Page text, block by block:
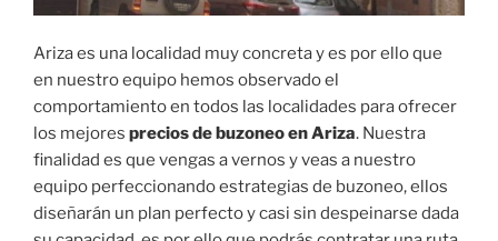
Ariza es una localidad muy concreta y es por ello que
en nuestro equipo hemos observado el
comportamiento en todos las localidades para ofrecer
los mejores precios de buzoneo en Ariza. Nuestra
finalidad es que vengas a vernos y veas a nuestro
equipo perfeccionando estrategias de buzoneo, ellos
diseñarán un plan perfecto y casi sin despeinarse dada